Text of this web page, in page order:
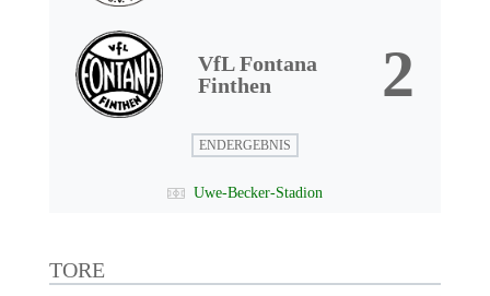
VfL Fontana
Finthen
2
ENDERGEBNIS
Uwe-Becker-Stadion
TORE